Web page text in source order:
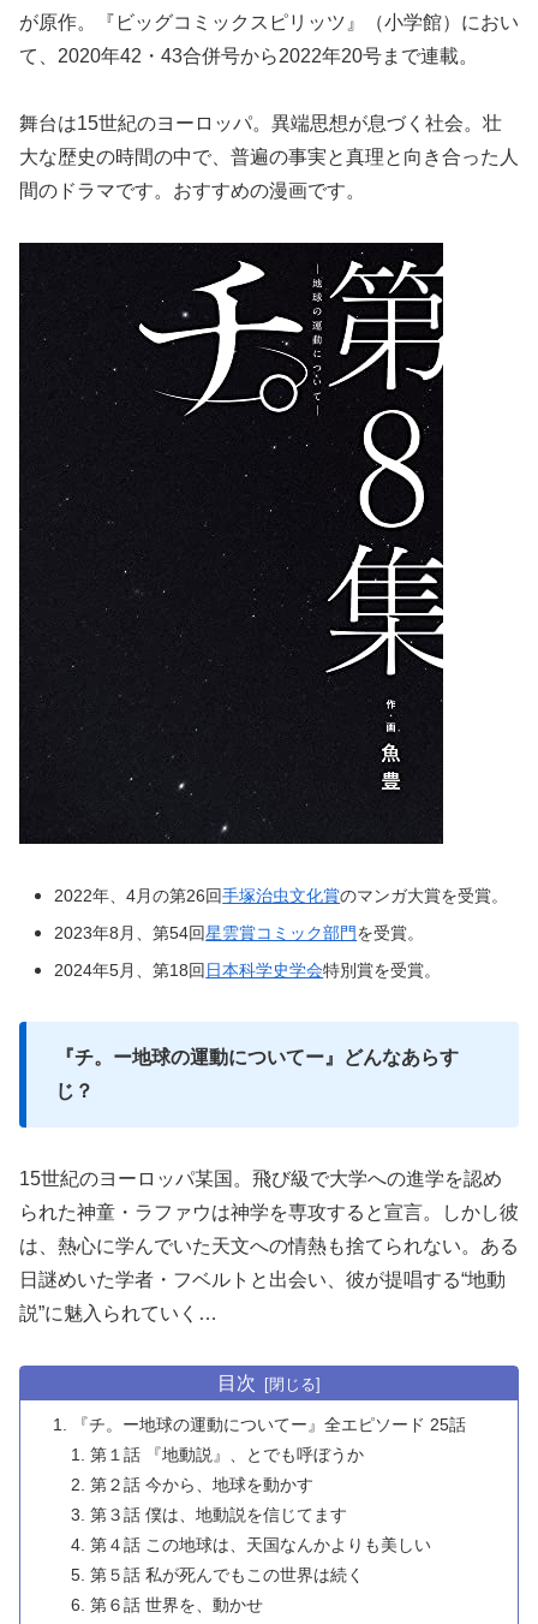
が原作。『ビッグコミックスピリッツ』（小学館）におい
て、2020年42・43合併号から2022年20号まで連載。
舞台は15世紀のヨーロッパ。異端思想が息づく社会。壮
大な歴史の時間の中で、普遍の事実と真理と向き合った人
間のドラマです。おすすめの漫画です。
2022年、4月の第26回手塚治虫文化賞のマンガ大賞を受賞。
2023年8月、第54回星雲賞コミック部門を受賞。
2024年5月、第18回 日本科学史学会特別賞を受賞。
『チ。ー地球の運動についてー』どんなあらす
じ？
15世紀のヨーロッパ某国。飛び級で大学への進学を認め
られた神童・ラファウは神学を専攻すると宣言。しかし彼
は、熱心に学んでいた天文への情熱も捨てられない。ある
日謎めいた学者・フベルトと出会い、彼が提唱する“地動
説”に魅入られていく…
目次
『チ。ー地球の運動についてー』全エピソード 25話
第１話 『地動説』、とでも呼ぼうか
第２話 今から、地球を動かす
第３話 僕は、地動説を信じてます
第４話 この地球は、天国なんかよりも美しい
第５話 私が死んでもこの世界は続く
第６話 世界を、動かせ